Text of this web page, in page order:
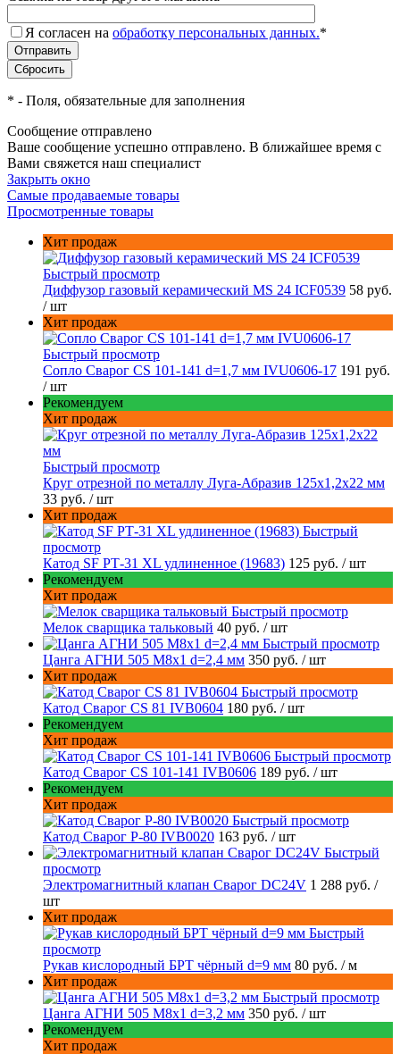
Я согласен на обработку персональных данных.*
* - Поля, обязательные для заполнения
Сообщение отправлено
Ваше сообщение успешно отправлено. В ближайшее время с
Вами свяжется наш специалист
Закрыть окно
Самые продаваемые товары
Просмотренные товары
Хит продаж
Быстрый просмотр
Диффузор газовый керамический MS 24 ICF0539 58 руб.
/ шт
Хит продаж
Быстрый просмотр
Сопло Сварог CS 101-141 d=1,7 мм IVU0606-17 191 руб.
/ шт
Рекомендуем
Хит продаж
Быстрый просмотр
Круг отрезной по металлу Луга-Абразив 125x1,2x22 мм
33 руб. / шт
Хит продаж
Быстрый
просмотр
Катод SF РТ-31 XL удлиненное (19683) 125 руб. / шт
Рекомендуем
Хит продаж
Быстрый просмотр
Мелок сварщика тальковый 40 руб. / шт
Быстрый просмотр
Цанга АГНИ 505 М8х1 d=2,4 мм 350 руб. / шт
Хит продаж
Быстрый просмотр
Катод Сварог CS 81 IVB0604 180 руб. / шт
Рекомендуем
Хит продаж
Быстрый просмотр
Катод Сварог CS 101-141 IVB0606 189 руб. / шт
Рекомендуем
Хит продаж
Быстрый просмотр
Катод Сварог P-80 IVB0020 163 руб. / шт
Быстрый
просмотр
Электромагнитный клапан Сварог DC24V 1 288 руб. /
шт
Хит продаж
Быстрый
просмотр
Рукав кислородный БРТ чёрный d=9 мм 80 руб. / м
Хит продаж
Быстрый просмотр
Цанга АГНИ 505 М8х1 d=3,2 мм 350 руб. / шт
Рекомендуем
Хит продаж